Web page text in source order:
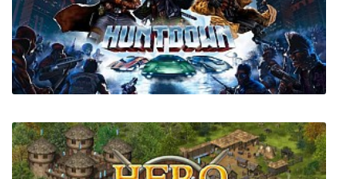
Sentenced VR